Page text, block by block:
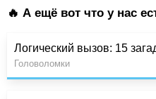
🔥 А ещё вот что у нас
Логический вызов: 15
Головоломки